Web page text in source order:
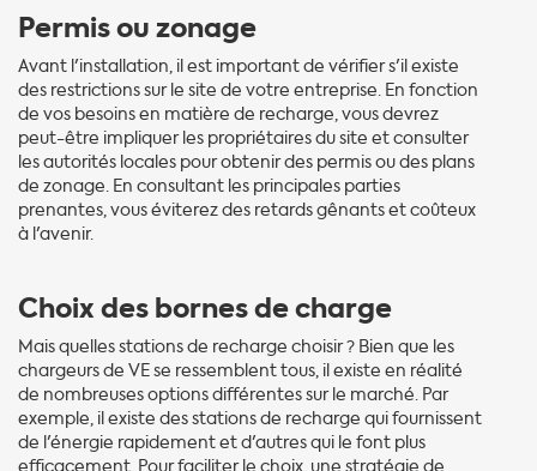
Permis ou zonage
Avant l'installation, il est important de vérifier s'il existe
des restrictions sur le site de votre entreprise. En fonction
de vos besoins en matière de recharge, vous devrez
peut-être impliquer les propriétaires du site et consulter
les autorités locales pour obtenir des permis ou des plans
de zonage. En consultant les principales parties
prenantes, vous éviterez des retards gênants et coûteux
à l'avenir.
Choix des bornes de charge
Mais quelles stations de recharge choisir ? Bien que les
chargeurs de VE se ressemblent tous, il existe en réalité
de nombreuses options différentes sur le marché. Par
exemple, il existe des stations de recharge qui fournissent
de l'énergie rapidement et d'autres qui le font plus
efficacement. Pour faciliter le choix, une stratégie de